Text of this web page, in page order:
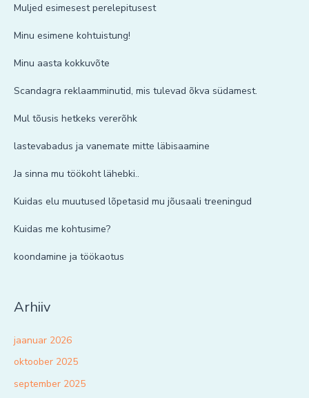
Muljed esimesest perelepitusest
Minu esimene kohtuistung!
Minu aasta kokkuvõte
Scandagra reklaamminutid, mis tulevad õkva südamest.
Mul tõusis hetkeks vererõhk
lastevabadus ja vanemate mitte läbisaamine
Ja sinna mu töökoht lähebki..
Kuidas elu muutused lõpetasid mu jõusaali treeningud
Kuidas me kohtusime?
koondamine ja töökaotus
Arhiiv
jaanuar 2026
oktoober 2025
september 2025